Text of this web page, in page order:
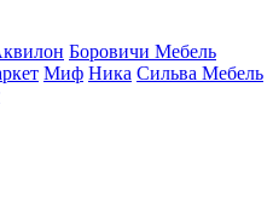
Боровичи Мебель
Миф Ника Сильва Мебель